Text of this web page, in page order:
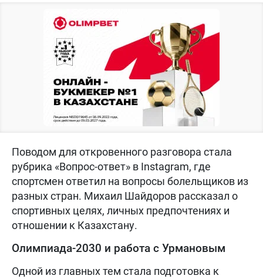
Поводом для откровенного разговора стала
рубрика «Вопрос-ответ» в Instagram, где
спортсмен ответил на вопросы болельщиков из
разных стран. Михаил Шайдоров рассказал о
спортивных целях, личных предпочтениях и
отношении к Казахстану.
Олимпиада-2030 и работа с Урмановым
Одной из главных тем стала подготовка к